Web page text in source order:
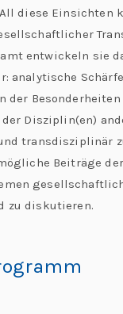
diese Einsichten
entwickeln sie
analytische
der Besonderheiten
Disziplin(en)
transdisziplinär
Beiträge
zu diskutieren.